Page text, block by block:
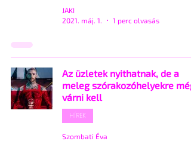
JAKI
2021. máj. 1.
1 perc olvasás
Az üzletek nyithatnak, de a
meleg szórakozóhelyekre még
várni kell
HÍREK
Szombati Éva